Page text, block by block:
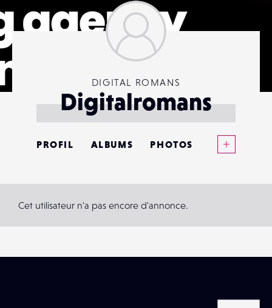
DIGITAL ROMANS
Digitalromans
PROFIL ALBUMS PHOTOS
CONTACTS
ÉVÉNEMENTS
Cet utilisateur n'a pas encore d'annonce.